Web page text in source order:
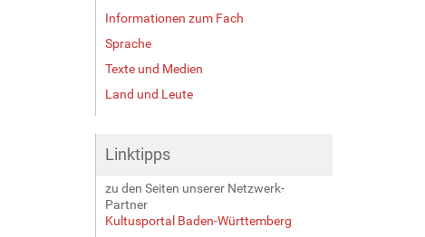
Informationen zum Fach
Sprache
Texte und Medien
Land und Leute
Linktipps
zu den Seiten unserer Netzwerk-
Partner
Kultusportal Baden-Württemberg